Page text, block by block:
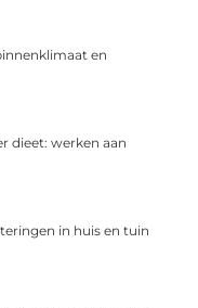
en
dieet: werken aan
in huis en tuin